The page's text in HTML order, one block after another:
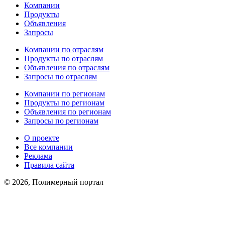
Компании
Продукты
Объявления
Запросы
Компании по отраслям
Продукты по отраслям
Объявления по отраслям
Запросы по отраслям
Компании по регионам
Продукты по регионам
Объявления по регионам
Запросы по регионам
О проекте
Все компании
Реклама
Правила сайта
© 2026, Полимерный портал